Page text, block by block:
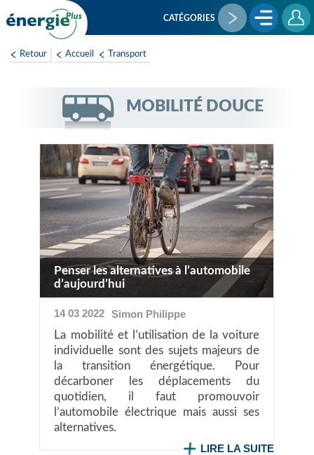
au
CATÉGORIES
Retour Accueil Transport
MOBILITÉ DOUCE
Penser les alternatives à l’automobile
d’aujourd’hui
14 03 2022 Simon Philippe
La mobilité et l’utilisation de la voiture
individuelle sont des sujets majeurs de
la transition énergétique. Pour
décarboner les déplacements du
quotidien, il faut promouvoir
l’automobile électrique mais aussi ses
alternatives.
LIRE LA SUITE